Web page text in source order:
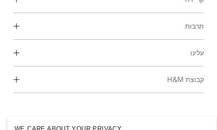
גלה את אזורי העבודה שלנו
תַרְבּוּת
התרבות והיתרונות שלנו
עלינו
מי אנחנו
קבוצת H&M